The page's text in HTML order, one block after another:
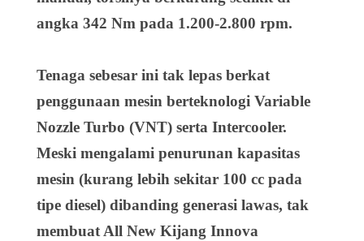
angka 342 Nm pada 1.200-2.800 rpm.
Tenaga sebesar ini tak lepas berkat
penggunaan mesin berteknologi Variable
Nozzle Turbo (VNT) serta Intercooler.
Meski mengalami penurunan kapasitas
mesin (kurang lebih sekitar 100 cc pada
tipe diesel) dibanding generasi lawas, tak
membuat All New Kijang Innova